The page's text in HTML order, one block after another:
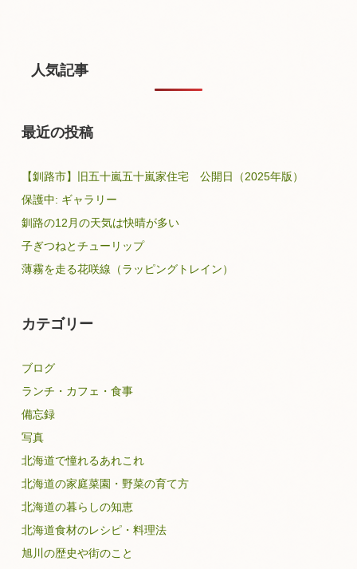
人気記事
最近の投稿
【釧路市】旧五十嵐五十嵐家住宅 公開日（2025年版）
保護中: ギャラリー
釧路の12月の天気は快晴が多い
子ぎつねとチューリップ
薄霧を走る花咲線（ラッピングトレイン）
カテゴリー
ブログ
ランチ・カフェ・食事
備忘録
写真
北海道で憧れるあれこれ
北海道の家庭菜園・野菜の育て方
北海道の暮らしの知恵
北海道食材のレシピ・料理法
旭川の歴史や街のこと